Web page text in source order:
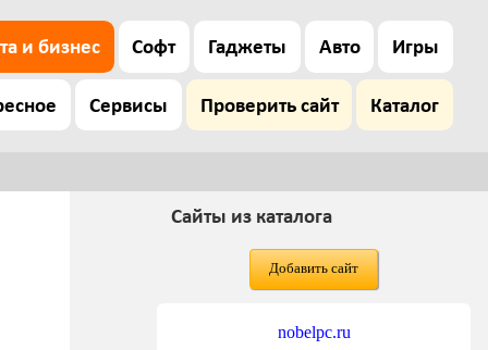
и бизнес Софт Гаджеты Авто Игры
Сервисы Проверить сайт Каталог
Сайты из каталога
Добавить сайт
nobelpc.ru